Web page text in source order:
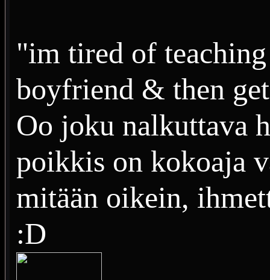
"im tired of
boyfriend & then
Oo joku nalkuttava
poikkis on kokoaja
mitään oikein,
:D